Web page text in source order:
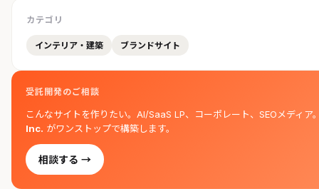
カテゴリ
インテリア・建築 ブランドサイト
受託開発のご相談
こんなサイトを作りたい。AI/SaaS LP、コーポレート、SEOメディア
Inc. がワンストップで構築します。
相談する →